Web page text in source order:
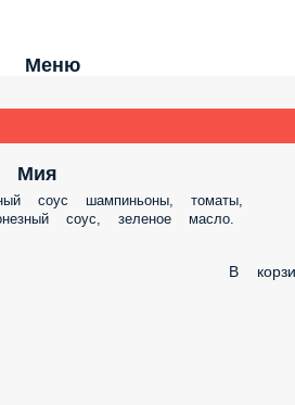
Меню
Мия
соус шампиньоны, томаты,
соус, зеленое масло.
В